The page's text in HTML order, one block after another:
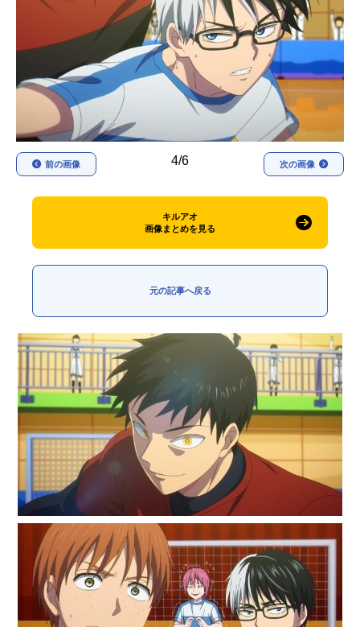
アニメ記事一覧 声優記事一覧
アニメ映画一覧 実写化映画一覧
今期アニメ曜日別一覧
春アニメ 4/6
前の画像 次の画像
キルアオ
画像まとめを見る
元の記事へ戻る